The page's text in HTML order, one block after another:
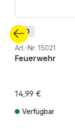
H0
Art.-Nr. 15021
Feuerwehr
14,99 €
Verfügbar